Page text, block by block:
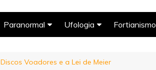
Paranormal Ufologia
Deuses Astronautas
Fortianismo
Discos Voadores e a Lei de Meier